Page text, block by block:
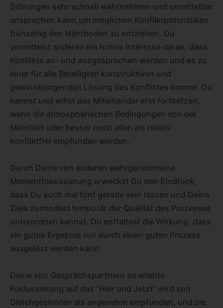
Störungen sehr schnell wahrnehmen und unmittelbar
ansprechen kann,um möglichen Konfliktpotenzialen
frühzeitig den Nährboden zu entziehen. Du
vermittelst anderen ein hohes Interesse daran, dass
Konflikte an- und ausgesprochen werden und es zu
einer für alle Beteiligten konstruktiven und
gewinnbringenden Lösung des Konfliktes kommt. Du
kannst und willst das Miteinander erst fortsetzen,
wenn die atmosphärischen Bedingungen von der
Mehrheit oder besser noch allen als relativ
konfliktfrei empfunden werden.
Durch Deine von anderen wahrgenommene
Momentfokussierung erweckst Du den Eindruck,
dass Du auch mal fünf gerade sein lassen und Deine
Ziele zumindest temporär der Qualität des Prozesses
unterordnen kannst. Du entfaltest die Wirkung, dass
ein gutes Ergebnis nur durch einen guten Prozess
ausgelöst werden kann.
Deine von Gesprächspartnern so erlebte
Foklussierung auf das “Hier und Jetzt” wird von
Gleichgesinnten als angenehm empfunden, und sie